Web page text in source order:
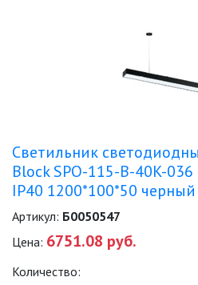
Светильник
Block SPO-115-B-40K-
IP40 1200*100*50
Артикул: Б0050547
Цена: 6751.08 руб.
Количество: